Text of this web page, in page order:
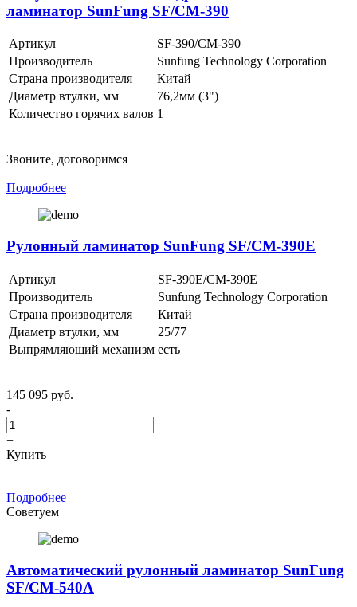
ламинатор SunFung SF/CM-390
Артикул
SF-390/CM-390
Производитель
Sunfung Technology Corporation
Страна производителя
Китай
Диаметр втулки, мм
76,2мм (3")
Количество горячих валов 1
Звоните, договоримся
Подробнее
Рулонный ламинатор SunFung SF/CM-390E
Артикул
SF-390E/CM-390E
Производитель
Sunfung Technology Corporation
Страна производителя
Китай
Диаметр втулки, мм
25/77
Выпрямляющий механизм есть
145 095 руб.
-
+
Купить
Подробнее
Советуем
Автоматический рулонный ламинатор SunFung
SF/CM-540A